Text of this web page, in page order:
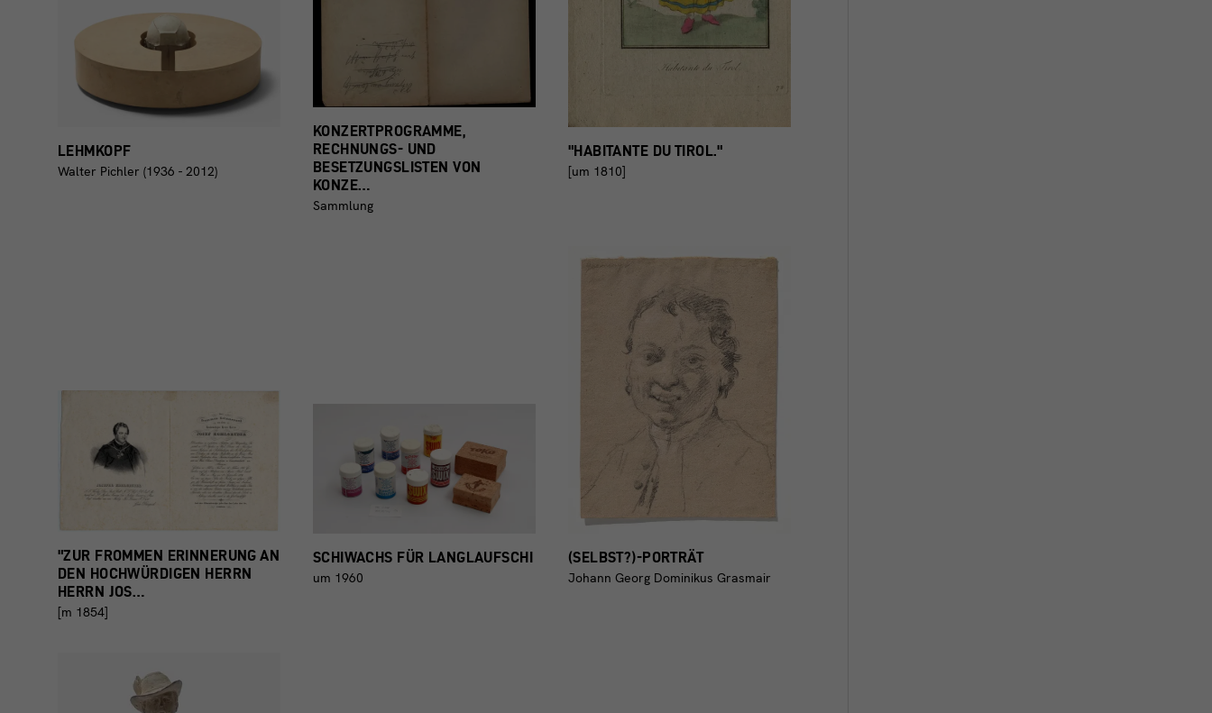
LEHMKOPF
Walter Pichler (1936 - 2012)
KONZERTPROGRAMME,
RECHNUNGS- UND
BESETZUNGSLISTEN VON
KONZE…
Sammlung
"HABITANTE DU TIROL."
[um 1810]
"ZUR FROMMEN ERINNERUNG AN
DEN HOCHWÜRDIGEN HERRN
HERRN JOS…
[m 1854]
SCHIWACHS FÜR LANGLAUFSCHI
um 1960
(SELBST?)-PORTRÄT
Johann Georg Dominikus Grasmair